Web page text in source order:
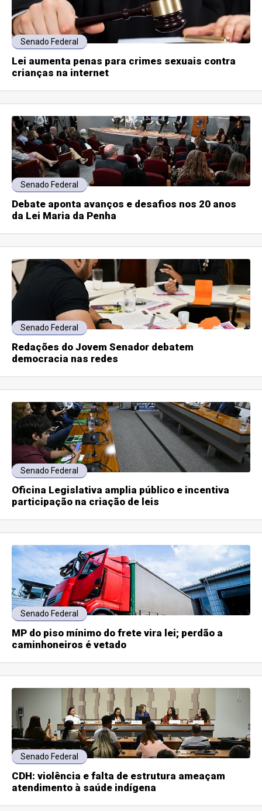
Senado Federal
Lei aumenta penas para crimes sexuais contra
crianças na internet
Senado Federal
Debate aponta avanços e desafios nos 20 anos
da Lei Maria da Penha
Senado Federal
Redações do Jovem Senador debatem
democracia nas redes
Senado Federal
Oficina Legislativa amplia público e incentiva
participação na criação de leis
Senado Federal
MP do piso mínimo do frete vira lei; perdão a
caminhoneiros é vetado
Senado Federal
CDH: violência e falta de estrutura ameaçam
atendimento à saúde indígena